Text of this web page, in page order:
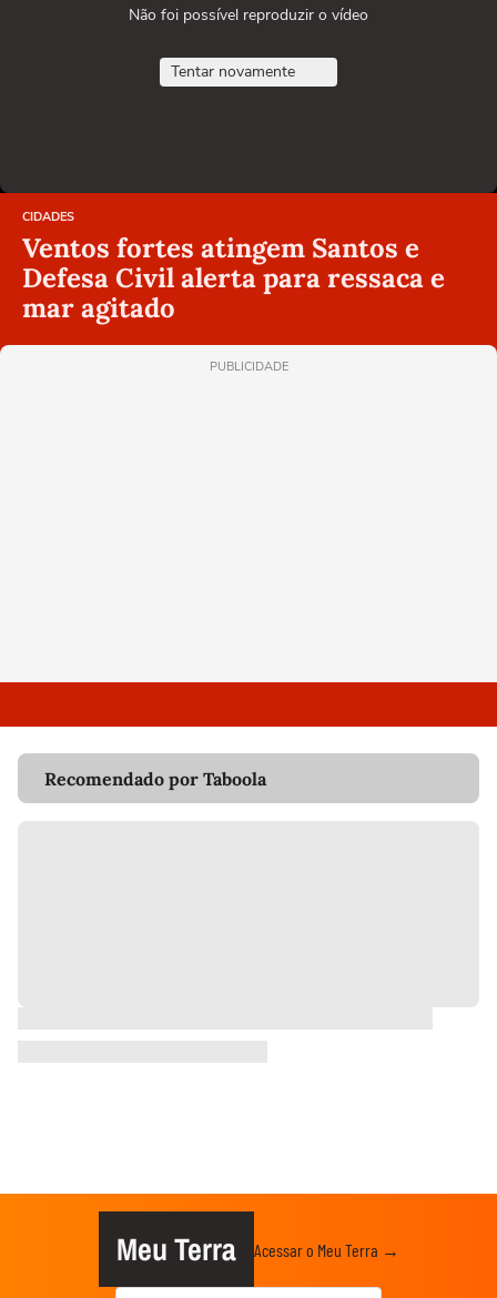
Não foi possível reproduzir o vídeo
Tentar novamente
CIDADES
Ventos fortes atingem Santos e
Defesa Civil alerta para ressaca e
mar agitado
PUBLICIDADE
Recomendado por Taboola
Meu Terra Acessar o Meu Terra →